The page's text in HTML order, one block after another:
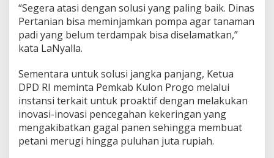
“Segera atasi dengan solusi yang paling baik. Dinas
Pertanian bisa meminjamkan pompa agar tanaman
padi yang belum terdampak bisa diselamatkan,”
kata LaNyalla.
Sementara untuk solusi jangka panjang, Ketua
DPD RI meminta Pemkab Kulon Progo melalui
instansi terkait untuk proaktif dengan melakukan
inovasi-inovasi pencegahan kekeringan yang
mengakibatkan gagal panen sehingga membuat
petani merugi hingga puluhan juta rupiah.